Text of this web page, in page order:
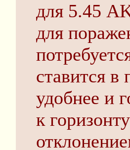
для 5.45
для
ставится в
удобнее и
к